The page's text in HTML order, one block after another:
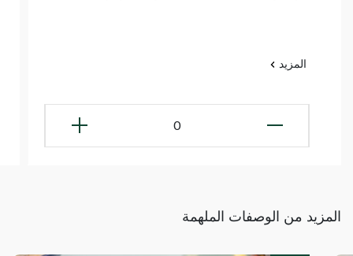
المزيد
0
المزيد من الوصفات الملهمة